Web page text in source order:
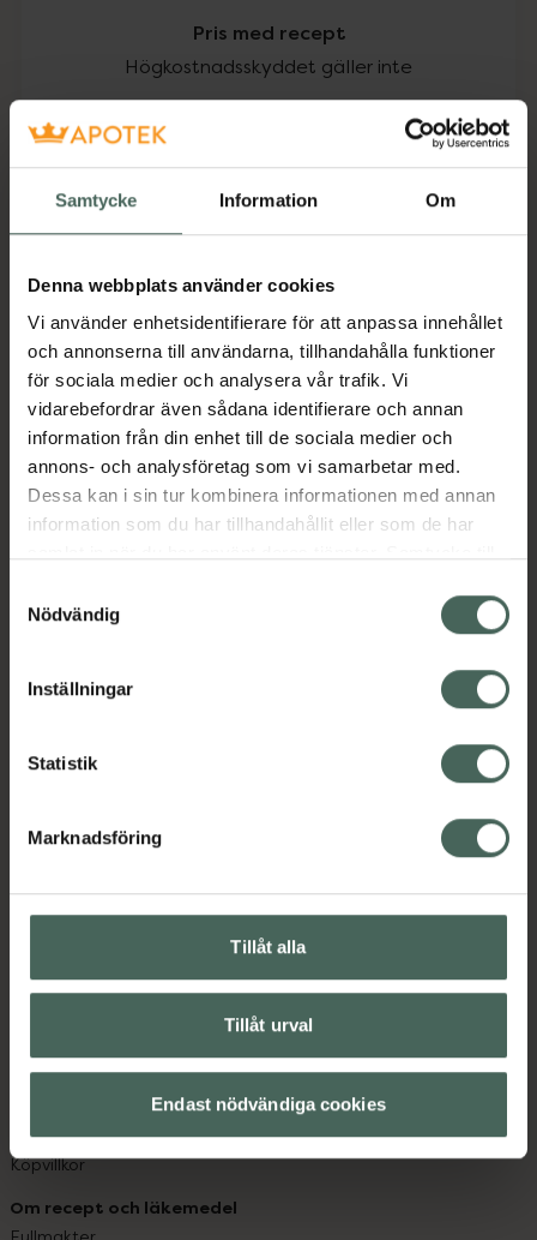
Samtycke Information Om
Denna webbplats använder cookies
Vi använder enhetsidentifierare för att anpassa innehållet
och annonserna till användarna, tillhandahålla funktioner
för sociala medier och analysera vår trafik. Vi
vidarebefordrar även sådana identifierare och annan
information från din enhet till de sociala medier och
annons- och analysföretag som vi samarbetar med.
Dessa kan i sin tur kombinera informationen med annan
information som du har tillhandahållit eller som de har
återkalla ditt samtycke via webbplatsens
cookieinställningar. Ett återkallat samtycke påverkar inte
lagligheten av behandling som skett innan återkallelsen.
Nödvändig
Inställningar
Statistik
Marknadsföring
Tillåt alla
Tillåt urval
Endast nödvändiga cookies
Pris med recept
Högkostnadsskyddet gäller inte
359,50 kr
Köp via ditt recept
Aktuella erbjudanden
Beskrivning Dölj
EAN:00191778015263
Bipacksedel från FASS Visa
syd till Lappland i norr, och online i mobilen och på
datorn. Oavsett vem du är så är det vårt uppdrag att
med oss.
Hitta apotek
Kundklubb
Sajtens tillgänglighet
App
Köpvillkor
Om recept och läkemedel
Fullmakter